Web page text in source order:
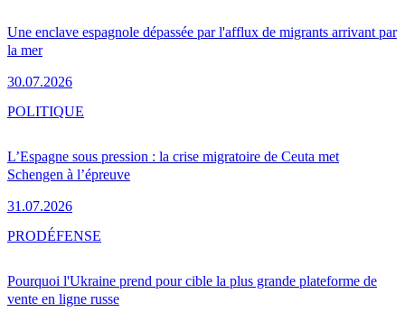
Une enclave espagnole dépassée par l'afflux de migrants arrivant par
la mer
30.07.2026
L’Espagne sous pression : la crise migratoire de Ceuta met
Schengen à l’épreuve
31.07.2026
POLITIQUE
Pourquoi l'Ukraine prend pour cible la plus grande plateforme de
vente en ligne russe
PRODÉFENSE